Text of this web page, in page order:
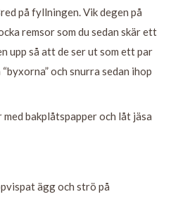
på fyllningen. Vik degen på
remsor som du sedan skär ett
upp så att de ser ut som ett par
och snurra sedan ihop
bakplåtspapper och låt jäsa
ägg och strö på